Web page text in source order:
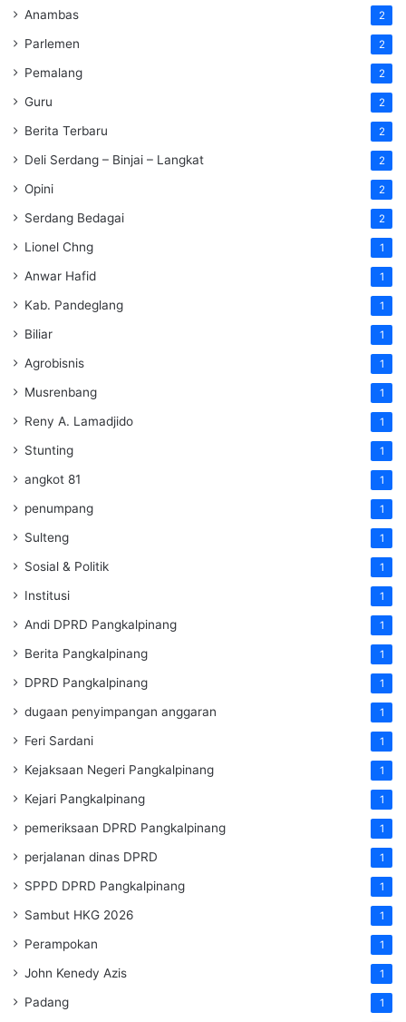
Anambas 2
Parlemen 2
Pemalang 2
Guru 2
Berita Terbaru 2
Deli Serdang – Binjai – Langkat 2
Opini 2
Serdang Bedagai 2
Lionel Chng 1
Anwar Hafid 1
Kab. Pandeglang 1
Biliar 1
Agrobisnis 1
Musrenbang 1
Reny A. Lamadjido 1
Stunting 1
angkot 81 1
penumpang 1
Sulteng 1
Sosial & Politik 1
Institusi 1
Andi DPRD Pangkalpinang 1
Berita Pangkalpinang 1
DPRD Pangkalpinang 1
dugaan penyimpangan anggaran 1
Feri Sardani 1
Kejaksaan Negeri Pangkalpinang 1
Kejari Pangkalpinang 1
pemeriksaan DPRD Pangkalpinang 1
perjalanan dinas DPRD 1
SPPD DPRD Pangkalpinang 1
Sambut HKG 2026 1
Perampokan 1
John Kenedy Azis 1
Padang 1